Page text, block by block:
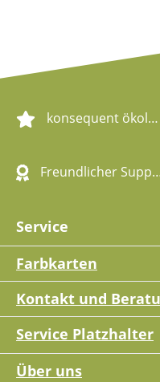
konsequent ökologische Artikel
Freundlicher Support
Service
Farbkarten
Kontakt und
Service Platzhalter
Über uns